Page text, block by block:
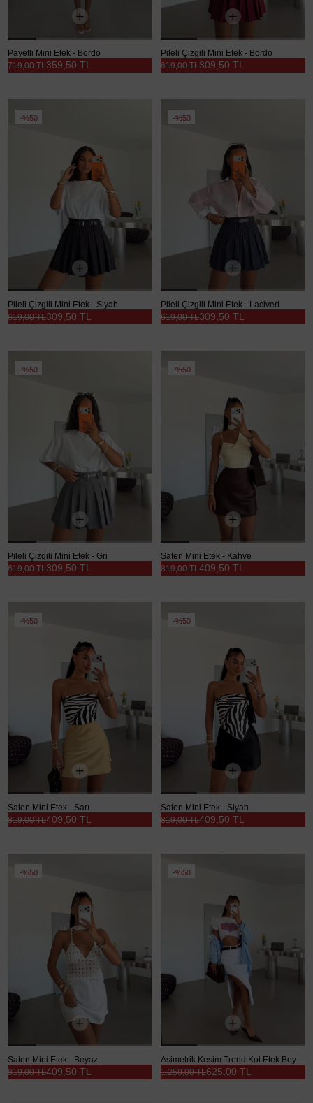
Payetli Mini Etek - Bordo
359,50 TL
719,00 TL
Pileli Çizgili Mini Etek - Bordo
309,50 TL
619,00 TL
%50
Pileli Çizgili Mini Etek - Siyah
309,50 TL
619,00 TL
%50
Pileli Çizgili Mini Etek - Lacivert
309,50 TL
619,00 TL
%50
Pileli Çizgili Mini Etek - Gri
309,50 TL
619,00 TL
%50
Saten Mini Etek - Kahve
409,50 TL
819,00 TL
%50
Saten Mini Etek - Sarı
409,50 TL
819,00 TL
%50
Saten Mini Etek - Siyah
409,50 TL
819,00 TL
%50
Saten Mini Etek - Beyaz
409,50 TL
819,00 TL
%50
625,00 TL
1.250,00 TL